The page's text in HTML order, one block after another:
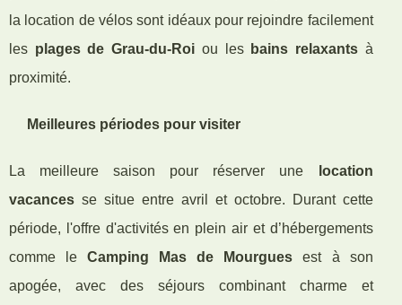
la location de vélos sont idéaux pour rejoindre facilement
les plages de Grau-du-Roi ou les bains relaxantsà
proximité.
Meilleures périodes pour visiter
La meilleure saison pour réserver une
location
vacances se situe entre avril et octobre. Durant cette
période, l'offre d'activités en plein air et d’hébergements
comme leCamping Mas de Mourgues est à son
apogée, avec des séjours combinant charme et